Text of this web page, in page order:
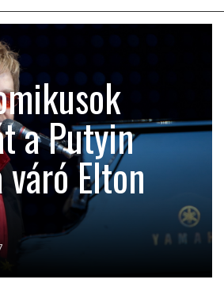
a Putyin
váró Elton